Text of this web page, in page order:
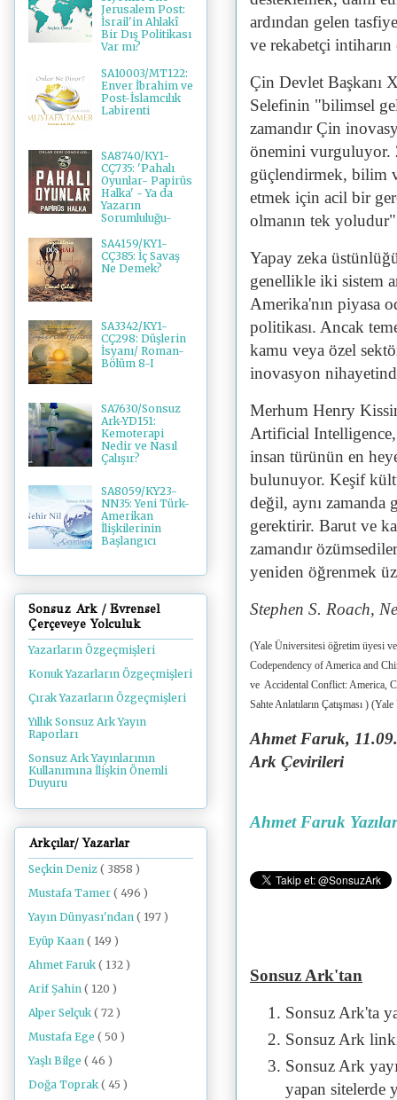
ardından gelen
ve rekabetçi intiharın
Çin Devlet Başkanı
Selefinin "bilimsel
zamandır Çin
önemini vurguluyor.
güçlendirmek, bilim
etmek için acil bir
olmanın tek
Yapay zeka
genellikle iki sistem
Amerika'nın piyasa
politikası. Ancak
kamu veya özel
inovasyon
Merhum Henry
Artificial
insan türünün en
bulunuyor. Keşif
değil, aynı zamanda
gerektirir. Barut ve
zamandır
yeniden öğrenmek
Stephen S. Roach,
(Yale Üniversitesi öğretim üyesi
Codependency of America and
ve Accidental Conflict: America,
Sahte Anlatıların Çatışması )
Ahmet Faruk,
Ark Çevirileri
Ahmet Faruk
Sonsuz Ark'tan
Sonsuz Ark'ta
Sonsuz Ark
Sonsuz Ark
yapan sitelerde
Jerusalem Post:
İsrail'in Ahlakî
Bir Dış Politikası
Var mı?
SA10003/MT122:
Enver İbrahim ve
Post-İslamcılık
Labirenti
SA8740/KY1-
CÇ735: 'Pahalı
Oyunlar- Papirüs
Halka' - Ya da
Yazarın
Sorumluluğu-
SA4159/KY1-
CÇ385: İç Savaş
Ne Demek?
SA3342/KY1-
CÇ298: Düşlerin
İsyanı/ Roman-
Bölüm 8-I
SA7630/Sonsuz
Ark-YD151:
Kemoterapi
Nedir ve Nasıl
Çalışır?
SA8059/KY23-
NN35: Yeni Türk-
Amerikan
İlişkilerinin
Başlangıcı
Sonsuz Ark / Evrensel
Çerçeveye Yolculuk
Yazarların Özgeçmişleri
Konuk Yazarların Özgeçmişleri
Çırak Yazarların Özgeçmişleri
Yıllık Sonsuz Ark Yayın
Raporları
Sonsuz Ark Yayınlarının
Kullanımına İlişkin Önemli
Duyuru
Arkçılar/ Yazarlar
Seçkin Deniz ( 3858 )
Mustafa Tamer ( 496 )
Yayın Dünyası'ndan ( 197 )
Eyüp Kaan ( 149 )
Ahmet Faruk ( 132 )
Arif Şahin ( 120 )
Alper Selçuk ( 72 )
Mustafa Ege ( 50 )
Yaşlı Bilge ( 46 )
Doğa Toprak ( 45 )